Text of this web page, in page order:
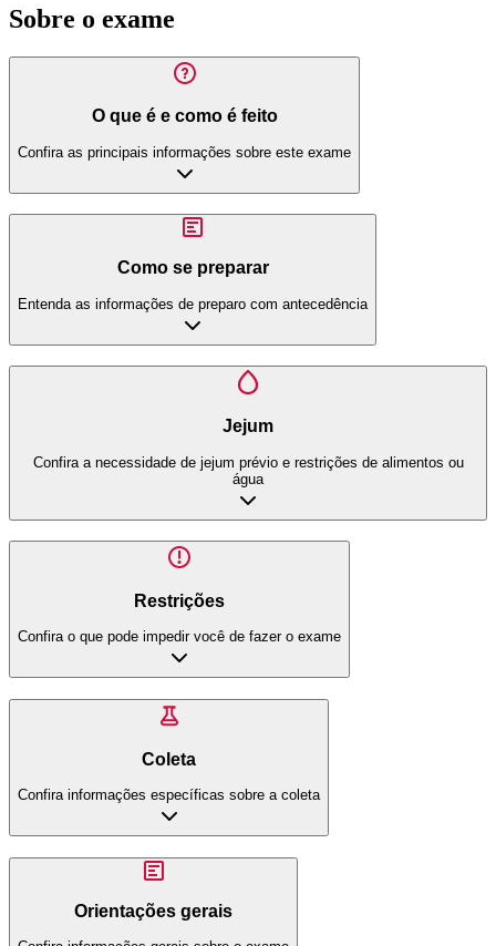
Sobre o exame
O que é e como é feito
Confira as principais informações sobre este exame
Como se preparar
Entenda as informações de preparo com antecedência
Jejum
Confira a necessidade de jejum prévio e restrições de alimentos ou
água
Restrições
Confira o que pode impedir você de fazer o exame
Coleta
Confira informações específicas sobre a coleta
Orientações gerais